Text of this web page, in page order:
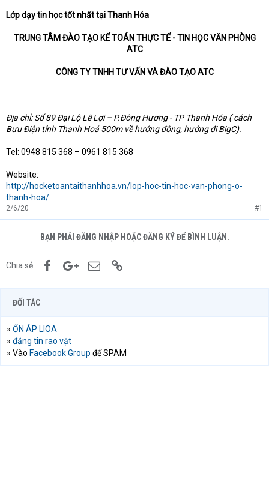
Lớp dạy tin học tốt nhất tại Thanh Hóa
TRUNG TÂM ĐÀO TẠO KẾ TOÁN THỰC TẾ - TIN HỌC VĂN PHÒNG
ATC
CÔNG TY TNHH TƯ VẤN VÀ ĐÀO TẠO ATC
Địa chỉ: Số 89 Đại Lộ Lê Lợi – P.Đông Hương - TP Thanh Hóa ( cách
Bưu Điện tỉnh Thanh Hoá 500m về hướng đông, hướng đi BigC).
Tel: 0948 815 368 – 0961 815 368
Website:
http://hocketoantaithanhhoa.vn/lop-hoc-tin-hoc-van-phong-o-
thanh-hoa/
2/6/20 #1
BẠN PHẢI ĐĂNG NHẬP HOẶC ĐĂNG KÝ ĐỂ BÌNH LUẬN.
Chia sẻ: FacebookGoogle+Email
ĐỐI TÁC
» ỔN ÁP LIOA
» đăng tin rao vặt
» Vào Facebook Group để SPAM